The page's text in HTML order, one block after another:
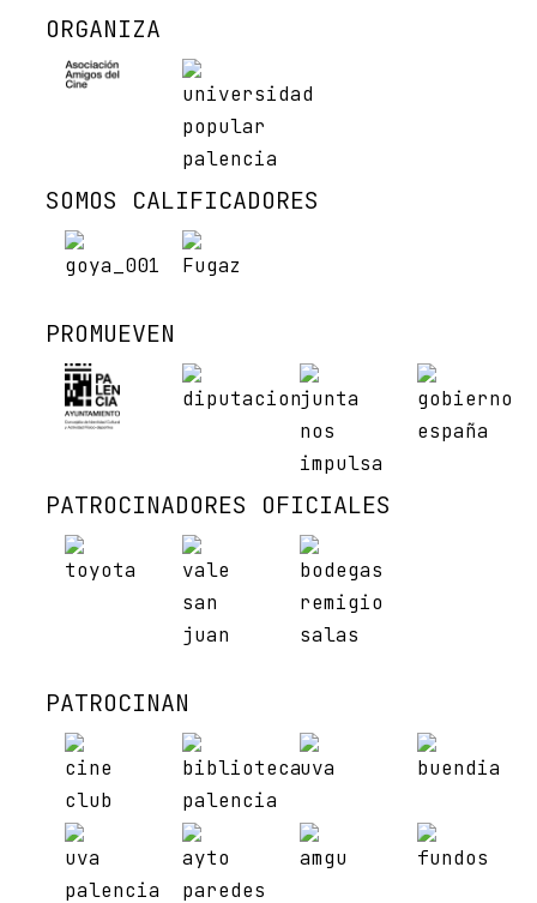
ORGANIZA
SOMOS CALIFICADORES
PROMUEVEN
PATROCINADORES OFICIALES
PATROCINAN